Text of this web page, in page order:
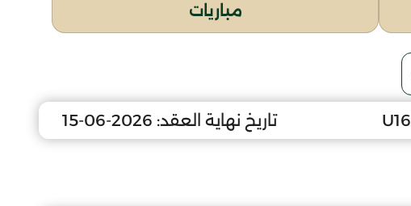
مباريات
U16 تاريخ نهاية العقد: 2026-06-15